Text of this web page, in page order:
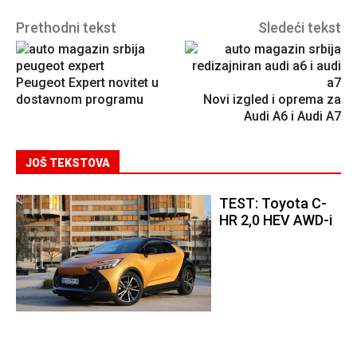
Prethodni tekst
Peugeot Expert novitet u
dostavnom programu
Sledeći tekst
Novi izgled i oprema za
Audi A6 i Audi A7
JOŠ TEKSTOVA
TEST: Toyota C-
HR 2,0 HEV AWD-i